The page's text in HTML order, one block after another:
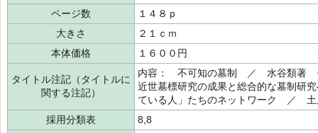
ページ数
１４８ｐ
大きさ
２１ｃｍ
本体価格
１６００円
タイトル注記（タイトルに
関する注記）
内容： 不可知の墓制 ／ 水谷類著
近世墓標研究の成果と総合的な墓制
ている人」たちのネットワーク ／ 土
採用分類表
8,8